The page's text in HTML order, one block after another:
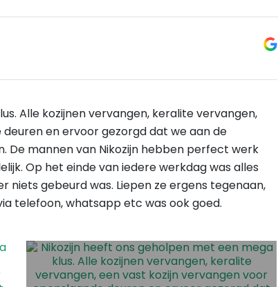
Alle kozijnen vervangen, keralite vervangen,
en ervoor gezorgd dat we aan de
De mannen van Nikozijn hebben perfect werk
Op het einde van iedere werkdag was alles
niets gebeurd was. Liepen ze ergens tegenaan,
telefoon, whatsapp etc was ook goed.